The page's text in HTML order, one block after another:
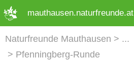
mauthausen.naturfreunde.at
Naturfreunde Mauthausen
Pfenningberg-Runde